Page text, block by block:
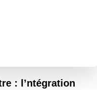
: l’ntégration